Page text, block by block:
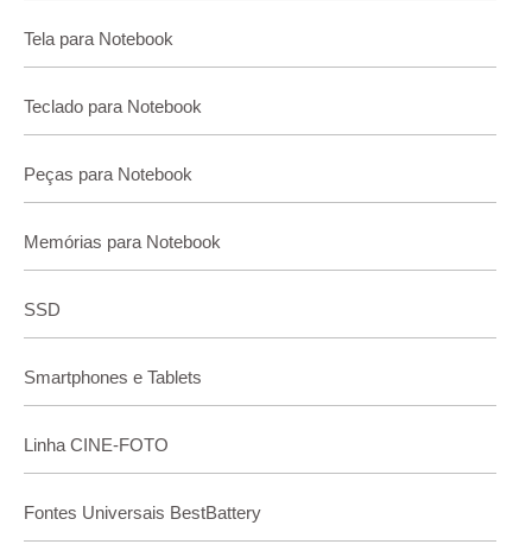
Tela para Notebook
Teclado para Notebook
Peças para Notebook
Memórias para Notebook
SSD
Smartphones e Tablets
Linha CINE-FOTO
Fontes Universais BestBattery